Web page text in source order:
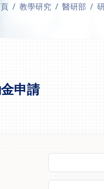
教學研究 醫研部
申請